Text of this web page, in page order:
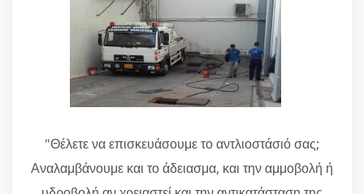
"Θέλετε να επισκευάσουμε το αντλιοστάσιό σας;
Αναλαμβάνουμε και το άδειασμα, και την αμμοβολή ή